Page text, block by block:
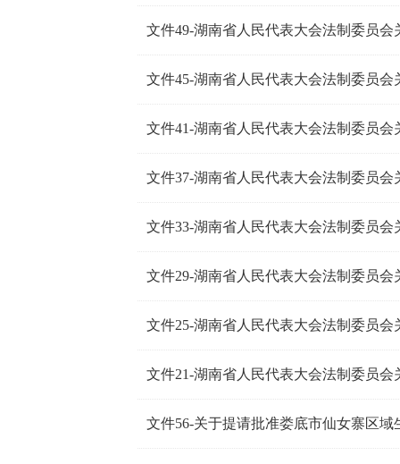
文件56-关于提请批准娄底市仙女寨区